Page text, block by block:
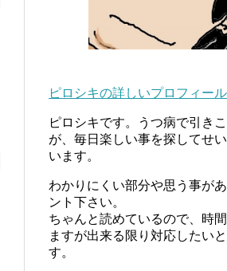
ピロシキの詳しいプロフィー
ピロシキです。うつ病で引き
が、毎日楽しい事を探してせ
います。
わかりにくい部分や思う事が
ント下さい。
ちゃんと読めているので、時
ますが出来る限り対応したい
す。